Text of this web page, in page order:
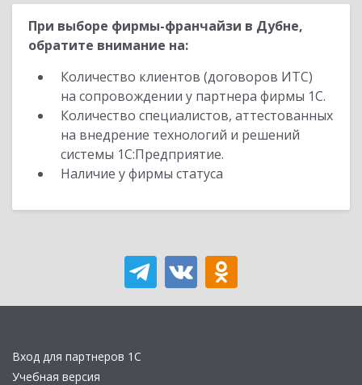
При выборе фирмы-франчайзи в Дубне,
обратите внимание на:
Количество клиентов (договоров ИТС)
на сопровождении у партнера фирмы 1С.
Количество специалистов, аттестованных
на внедрение технологий и решений
системы 1С:Предприятие.
Наличие у фирмы статуса
Вход для партнеров 1С
Учебная версия